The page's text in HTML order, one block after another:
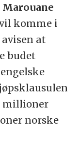
Marouane
komme i
at
budet
millioner
norske